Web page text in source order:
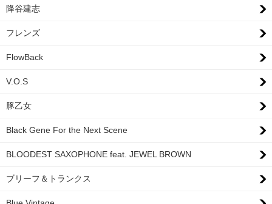
降谷建志
フレンズ
FlowBack
V.O.S
豚乙女
Black Gene For the Next Scene
BLOODEST SAXOPHONE feat. JEWEL BROWN
ブリーフ＆トランクス